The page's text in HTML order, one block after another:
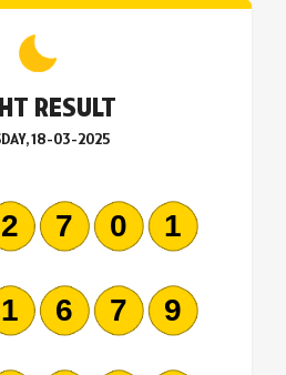
RESULT
18-03-2025
2701
1679